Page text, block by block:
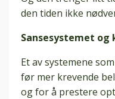
den tiden ikke
Sansesystemet
Et av systemene
før mer krevende
og for å prestere